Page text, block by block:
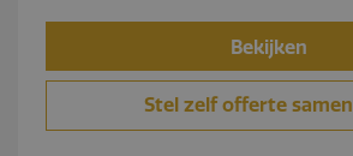
Bekijken
Stel zelf offerte samen